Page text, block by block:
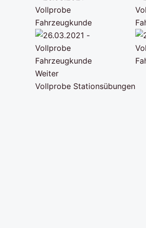
Weiter
Vollprobe Stationsübungen